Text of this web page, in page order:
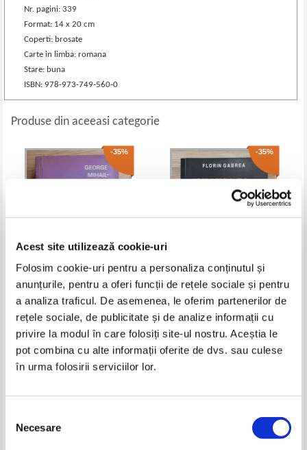
Acest site utilizează cookie-uri
Folosim cookie-uri pentru a personaliza conținutul și
anunțurile, pentru a oferi funcții de rețele sociale și pentru
a analiza traficul. De asemenea, le oferim partenerilor de
rețele sociale, de publicitate și de analize informații cu
privire la modul în care folosiți site-ul nostru. Aceștia le
pot combina cu alte informații oferite de dvs. sau culese
în urma folosirii serviciilor lor.
consimțământului
Necesare
Nr. pagini: 339
Format: 14 x 20 cm
Coperti: brosate
Carte in limba: romana
Stare: buna
ISBN: 978-973-749-560-0
Produse din aceeasi categorie
-35%
George Mihail Zamfirescu -
14,00Lei 9,10
Adaugă în coș
-35%
Florin Gabrea - Ion Luca Ca...
Teatru. Invidia la stomac si
gogosarul la inimaLei
Adaugă în coș